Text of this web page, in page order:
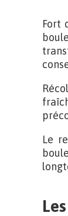
Fort
Le